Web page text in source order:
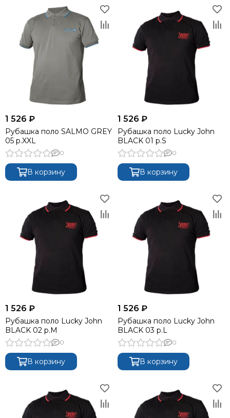
1 526 ₽
Рубашка поло SALMO GREY
05 р.XXL
0
В корзину
1 526 ₽
Рубашка поло Lucky John
BLACK 01 р.S
0
В корзину
1 526 ₽
Рубашка поло Lucky John
BLACK 02 р.M
0
В корзину
1 526 ₽
Рубашка поло Lucky John
BLACK 03 р.L
0
В корзину